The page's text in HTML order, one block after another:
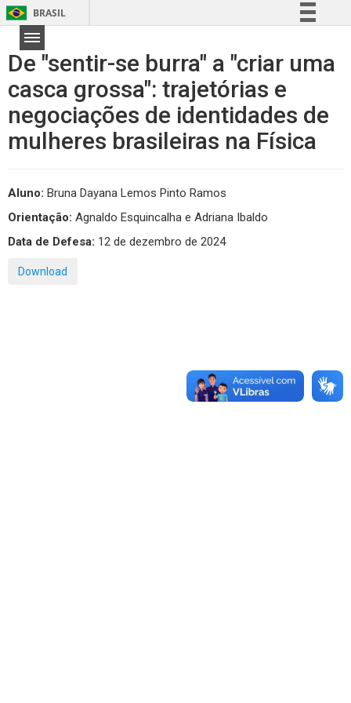
BRASIL
Comunica BR
Participe
Acesso à informação
Legislação
De "sentir-se burra" a "criar uma
casca grossa": trajetórias e
negociações de identidades de
mulheres brasileiras na Física
Aluno: Bruna Dayana Lemos Pinto Ramos
Orientação: Agnaldo Esquincalha e Adriana Ibaldo
Data de Defesa: 12 de dezembro de 2024
Download